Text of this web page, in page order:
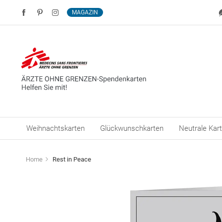
MAGAZIN
Weihnachtskarten Glückwunschkarten Neutrale
Home Rest in Peace